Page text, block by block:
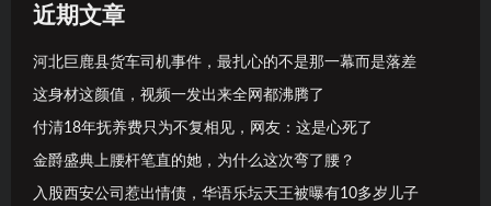
近期文章
河北巨鹿县货车司机事件，最扎心的不是那一幕而是落差
这身材这颜值，视频一发出来全网都沸腾了
付清18年抚养费只为不复相见，网友：这是心死了
金爵盛典上腰杆笔直的她，为什么这次弯了腰？
入股西安公司惹出情债，华语乐坛天王被曝有10多岁儿子